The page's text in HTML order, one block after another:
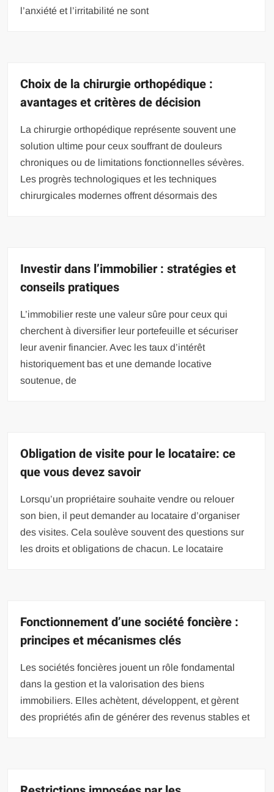
l’anxiété et l’irritabilité ne sont
Choix de la chirurgie orthopédique :
avantages et critères de décision
La chirurgie orthopédique représente souvent une
solution ultime pour ceux souffrant de douleurs
chroniques ou de limitations fonctionnelles sévères.
Les progrès technologiques et les techniques
chirurgicales modernes offrent désormais des
Investir dans l’immobilier : stratégies et
conseils pratiques
L’immobilier reste une valeur sûre pour ceux qui
cherchent à diversifier leur portefeuille et sécuriser
leur avenir financier. Avec les taux d’intérêt
historiquement bas et une demande locative
soutenue, de
Obligation de visite pour le locataire: ce
que vous devez savoir
Lorsqu’un propriétaire souhaite vendre ou relouer
son bien, il peut demander au locataire d’organiser
des visites. Cela soulève souvent des questions sur
les droits et obligations de chacun. Le locataire
Fonctionnement d’une société foncière :
principes et mécanismes clés
Les sociétés foncières jouent un rôle fondamental
dans la gestion et la valorisation des biens
immobiliers. Elles achètent, développent, et gèrent
des propriétés afin de générer des revenus stables et